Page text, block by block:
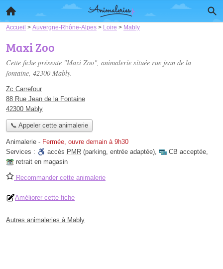
Accueil > Auvergne-Rhône-Alpes > Loire > Mably
Maxi Zoo
Cette fiche présente "Maxi Zoo", animalerie située rue jean de la
fontaine, 42300 Mably.
Zc Carrefour
88 Rue Jean de la Fontaine
42300 Mably
📞 Appeler cette animalerie
Animalerie - Fermée, ouvre demain à 9h30
Services :
accès PMR (parking, entrée adaptée), CB acceptée,
retrait en magasin
Recommander cette animalerie
Améliorer cette fiche
Autres animaleries à Mably